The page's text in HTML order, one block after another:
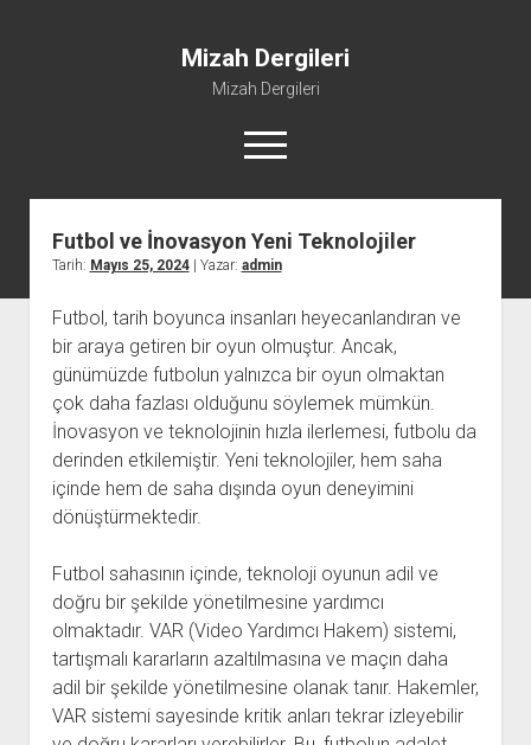
Mizah Dergileri
Mizah Dergileri
menüyü
aç
Futbol ve İnovasyon Yeni Teknolojiler
Tarih: Mayıs 25, 2024| Yazar: admin
Futbol, tarih boyunca insanları heyecanlandıran ve
bir araya getiren bir oyun olmuştur. Ancak,
günümüzde futbolun yalnızca bir oyun olmaktan
çok daha fazlası olduğunu söylemek mümkün.
İnovasyon ve teknolojinin hızla ilerlemesi, futbolu da
derinden etkilemiştir. Yeni teknolojiler, hem saha
içinde hem de saha dışında oyun deneyimini
dönüştürmektedir.
Futbol sahasının içinde, teknoloji oyunun adil ve
doğru bir şekilde yönetilmesine yardımcı
olmaktadır. VAR (Video Yardımcı Hakem) sistemi,
tartışmalı kararların azaltılmasına ve maçın daha
adil bir şekilde yönetilmesine olanak tanır. Hakemler,
VAR sistemi sayesinde kritik anları tekrar izleyebilir